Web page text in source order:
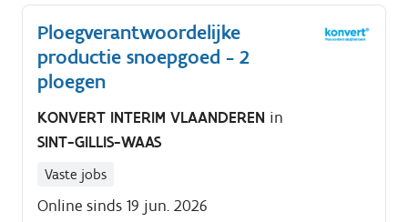
zoek naar een allround arbeider voor de industriële
projecten.
Ploegverantwoordelijke
productie snoepgoed - 2
ploegen
KONVERT INTERIM VLAANDEREN in
SINT-GILLIS-WAAS
Vaste jobs
Online sinds 19 jun. 2026